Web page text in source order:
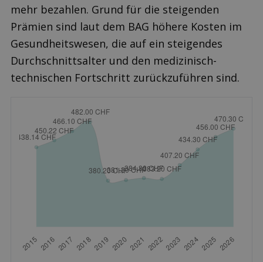
mehr bezahlen. Grund für die steigenden
Prämien sind laut dem BAG höhere Kosten im
Gesundheitswesen, die auf ein steigendes
Durchschnittsalter und den medizinisch-
technischen Fortschritt zurückzuführen sind.